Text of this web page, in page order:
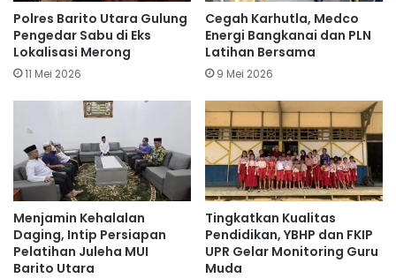
Polres Barito Utara Gulung
Pengedar Sabu di Eks
Lokalisasi Merong
11 Mei 2026
Cegah Karhutla, Medco
Energi Bangkanai dan PLN
Latihan Bersama
9 Mei 2026
Menjamin Kehalalan
Daging, Intip Persiapan
Pelatihan Juleha MUI
Barito Utara
Tingkatkan Kualitas
Pendidikan, YBHP dan FKIP
UPR Gelar Monitoring Guru
Muda